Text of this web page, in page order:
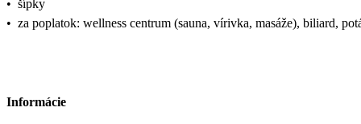
• šípky
• za poplatok: wellness centrum (sauna, vírivka, masáže), biliard,
Informácie